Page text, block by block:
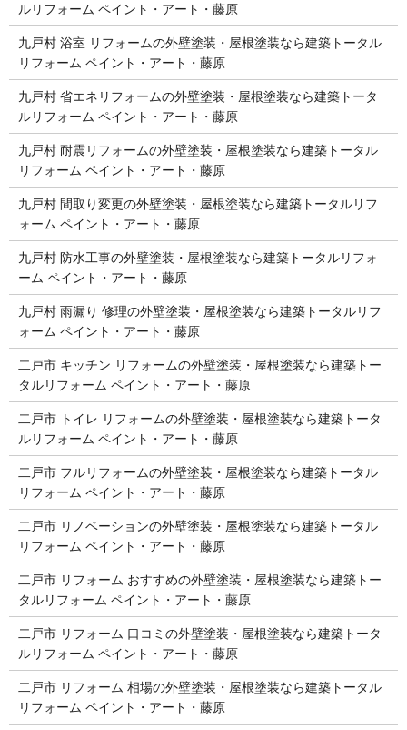
ルリフォーム ペイント・アート・藤原
九戸村 浴室 リフォームの外壁塗装・屋根塗装なら建築トータル
リフォーム ペイント・アート・藤原
九戸村 省エネリフォームの外壁塗装・屋根塗装なら建築トータ
ルリフォーム ペイント・アート・藤原
九戸村 耐震リフォームの外壁塗装・屋根塗装なら建築トータル
リフォーム ペイント・アート・藤原
九戸村 間取り変更の外壁塗装・屋根塗装なら建築トータルリフ
ォーム ペイント・アート・藤原
九戸村 防水工事の外壁塗装・屋根塗装なら建築トータルリフォ
ーム ペイント・アート・藤原
九戸村 雨漏り 修理の外壁塗装・屋根塗装なら建築トータルリフ
ォーム ペイント・アート・藤原
二戸市 キッチン リフォームの外壁塗装・屋根塗装なら建築トー
タルリフォーム ペイント・アート・藤原
二戸市 トイレ リフォームの外壁塗装・屋根塗装なら建築トータ
ルリフォーム ペイント・アート・藤原
二戸市 フルリフォームの外壁塗装・屋根塗装なら建築トータル
リフォーム ペイント・アート・藤原
二戸市 リノベーションの外壁塗装・屋根塗装なら建築トータル
リフォーム ペイント・アート・藤原
二戸市 リフォーム おすすめの外壁塗装・屋根塗装なら建築トー
タルリフォーム ペイント・アート・藤原
二戸市 リフォーム 口コミの外壁塗装・屋根塗装なら建築トータ
ルリフォーム ペイント・アート・藤原
二戸市 リフォーム 相場の外壁塗装・屋根塗装なら建築トータル
リフォーム ペイント・アート・藤原